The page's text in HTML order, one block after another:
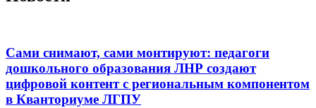
Сами снимают, сами монтируют: педагоги
дошкольного образования ЛНР создают
цифровой контент с региональным компонентом
в Кванториуме ЛГПУ​